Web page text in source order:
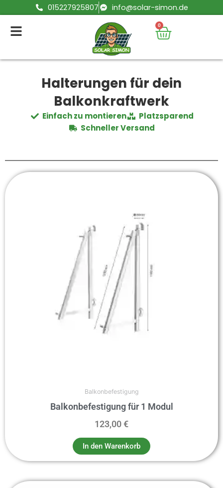
Inhalt
springen
015227925807 info@solar-simon.de
0
Halterungen für dein
Balkonkraftwerk
Einfach zu montieren
Platzsparend
Schneller Versand
Balkonbefestigung
Balkonbefestigung für 1 Modul
123,00€
In den Warenkorb